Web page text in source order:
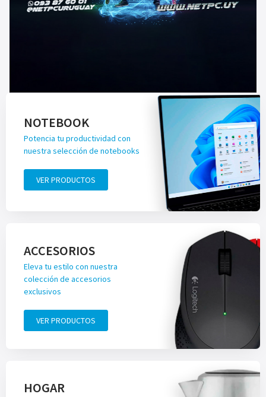
NOTEBOOK
Potencia tu productividad con
nuestra selección de notebooks
VER PRODUCTOS
ACCESORIOS
Eleva tu estilo con nuestra
colección de accesorios
exclusivos
VER PRODUCTOS
HOGAR